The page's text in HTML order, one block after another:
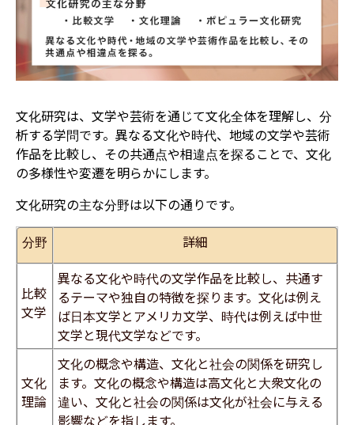
文化研究は、文学や芸術を通じて文化全体を理解し、分
析する学問です。異なる文化や時代、地域の文学や芸術
作品を比較し、その共通点や相違点を探ることで、文化
の多様性や変遷を明らかにします。
文化研究の主な分野は以下の通りです。
分野
詳細
比較
文学
異なる文化や時代の文学作品を比較し、共通す
るテーマや独自の特徴を探ります。文化は例え
ば日本文学とアメリカ文学、時代は例えば中世
文学と現代文学などです。
文化
理論
文化の概念や構造、文化と社会の関係を研究し
ます。文化の概念や構造は高文化と大衆文化の
違い、文化と社会の関係は文化が社会に与える
影響などを指します。